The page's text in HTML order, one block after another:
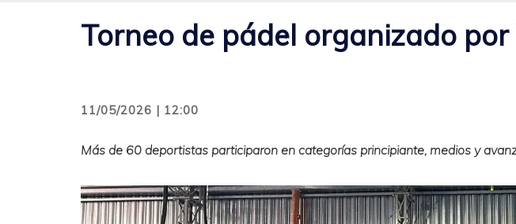
Torneo de pádel organizado
11/05/2026 | 12:00
Más de 60 deportistas participaron en categorías principiante, medios y